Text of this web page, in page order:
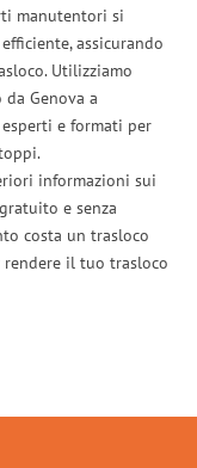
manutentori si
assicurando
Utilizziamo
Genova a
e formati per
informazioni sui
e senza
costa un trasloco
rendere il tuo trasloco